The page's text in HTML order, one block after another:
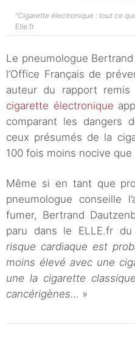
“Cigarette électronique : tout ce
Elle.fr
Le pneumologue
l’Office Français de
auteur du rapport
cigarette électronique
comparant les dangers
ceux présumés de la
100 fois moins nocive
Même si en tant que
pneumologue conseille
fumer, Bertrand
paru dans le ELLE.fr
risque cardiaque est
moins élevé avec une
une la cigarette
cancérigènes… »